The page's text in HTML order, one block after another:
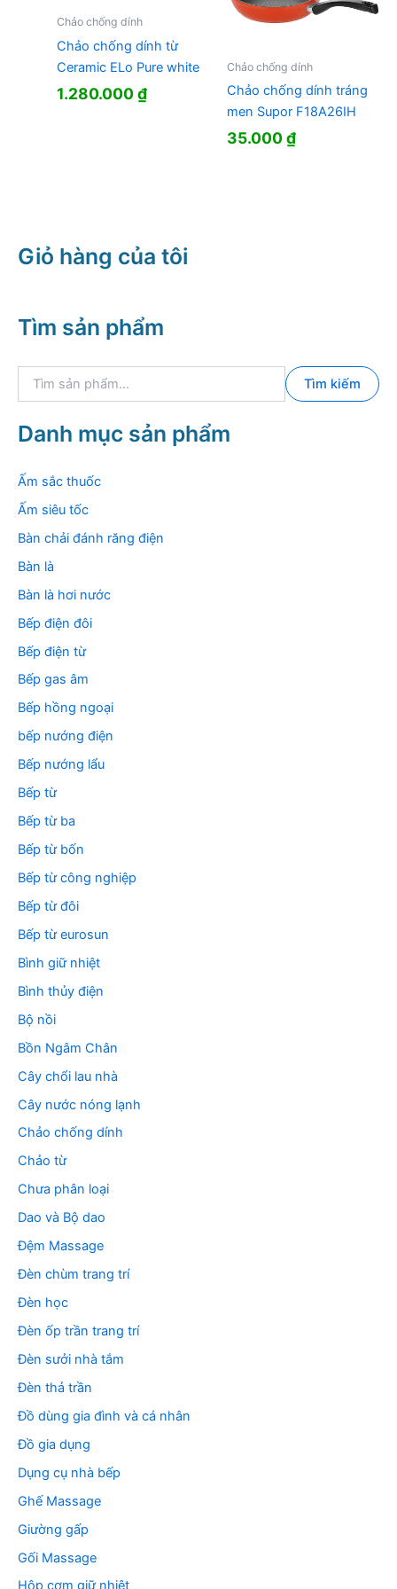
Chảo chống dính
Chảo chống dính từ
Ceramic ELo Pure white
1.280.000₫
Chảo chống dính
Chảo chống dính tráng
men Supor F18A26IH
35.000₫
Giỏ hàng của tôi
Tìm sản phẩm
k
i
m
Tìm kiếm
Danh mục sản phẩm
Ấm sắc thuốc
Ấm siêu tốc
Bàn chải đánh răng điện
Bàn là
Bàn là hơi nước
Bếp điện đôi
Bếp điện từ
Bếp gas âm
Bếp hồng ngoại
bếp nướng điện
Bếp nướng lẩu
Bếp từ
Bếp từ ba
Bếp từ bốn
Bếp từ công nghiệp
Bếp từ đôi
Bếp từ eurosun
Bình giữ nhiệt
Bình thủy điện
Bộ nồi
Bồn Ngâm Chân
Cây chổi lau nhà
Cây nước nóng lạnh
Chảo chống dính
Chảo từ
Chưa phân loại
Dao và Bộ dao
Đệm Massage
Đèn chùm trang trí
Đèn học
Đèn ốp trần trang trí
Đèn sưởi nhà tắm
Đèn thả trần
Đồ dùng gia đình và cá nhân
Đồ gia dụng
Dụng cụ nhà bếp
Ghế Massage
Giường gấp
Gối Massage